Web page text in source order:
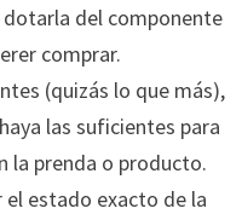
del componente
comprar.
(quizás lo que más),
las suficientes para
la prenda o producto.
estado exacto de la